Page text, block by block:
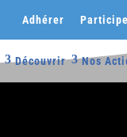
Adhérer
Découvrir Nos